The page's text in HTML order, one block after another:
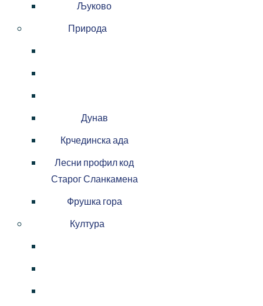
Љуково
Природа
Дунав
Крчединска ада
Лесни профил код
Старог Сланкамена
Фрушка гора
Култура